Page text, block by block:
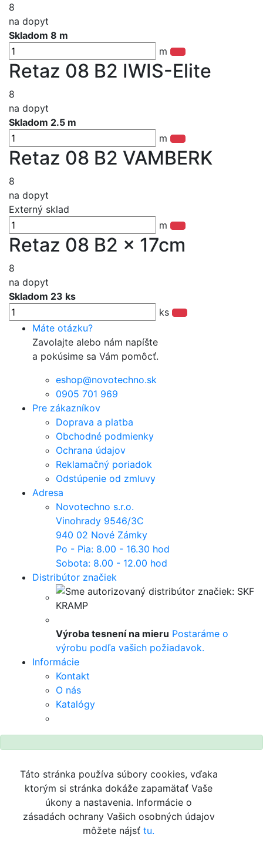
8
na dopyt
Skladom 8 m
m
Retaz 08 B2 IWIS-Elite
8
na dopyt
Skladom 2.5 m
m
Retaz 08 B2 VAMBERK
8
na dopyt
Externý sklad
m
Retaz 08 B2 x 17cm
8
na dopyt
Skladom 23 ks
ks
Máte otázku?
Zavolajte alebo nám napíšte
a pokúsime sa Vám pomôcť.
eshop@novotechno.sk
0905 701 969
Pre zákazníkov
Doprava a platba
Obchodné podmienky
Ochrana údajov
Reklamačný poriadok
Odstúpenie od zmluvy
Adresa
Novotechno s.r.o.
Vinohrady 9546/3C
940 02 Nové Zámky
Po - Pia: 8.00 - 16.30 hod
Sobota: 8.00 - 12.00 hod
Distribútor značiek
Výroba tesnení na mieru Postaráme o
výrobu podľa vašich požiadavok.
Informácie
Kontakt
O nás
Katalógy
Táto stránka používa súbory cookies, vďaka
ktorým si stránka dokáže zapamätať Vaše
úkony a nastavenia. Informácie o
zásadách ochrany Vašich osobných údajov
môžete nájsť tu.